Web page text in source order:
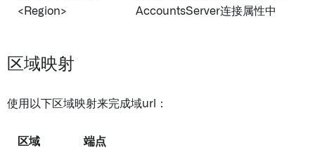
<Region>
AccountsServer连接属性中
区域映射
使用以下区域映射来完成域url：
区域 端点